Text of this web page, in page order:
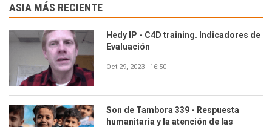
ASIA MÁS RECIENTE
Hedy IP - C4D training. Indicadores de
Evaluación
Oct 29, 2023 - 16:50
Son de Tambora 339 - Respuesta
humanitaria y la atención de las